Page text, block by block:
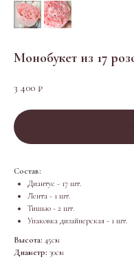
Монобукет из 17
3 400 ₽
Состав:
Диантус - 17 шт.
Лента - 1 шт.
Тишью - 2 шт.
Упаковка дизайнерская - 1 шт.
Высота: 45см
Диаметр: 30см